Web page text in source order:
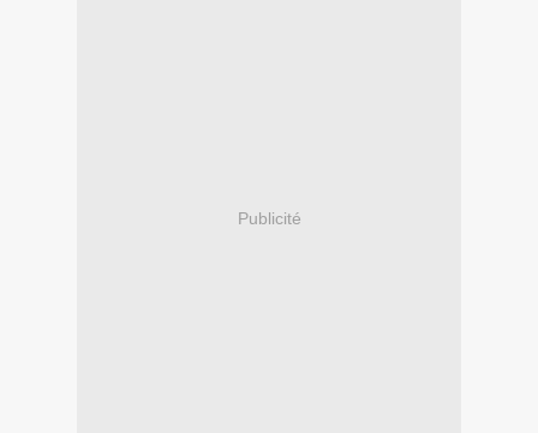
Publicité